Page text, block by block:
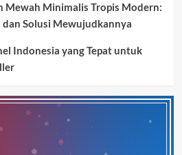
Mewah Minimalis Tropis Modern:
Solusi Mewujudkannya
Indonesia yang Tepat untuk